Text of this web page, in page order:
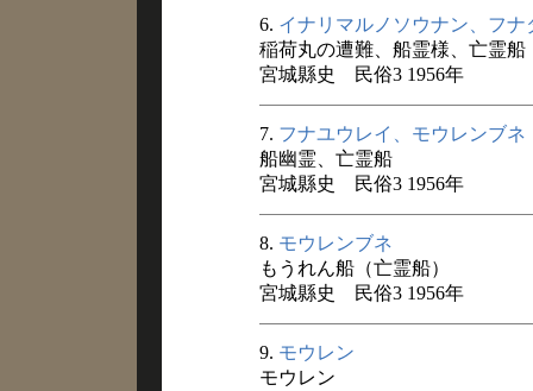
6. イナリマルノソウナン、フ
稲荷丸の遭難、船霊様、亡霊船
宮城縣史 民俗3 1956年
7. フナユウレイ、モウレンブネ
船幽霊、亡霊船
宮城縣史 民俗3 1956年
8. モウレンブネ
もうれん船（亡霊船）
宮城縣史 民俗3 1956年
9. モウレン
モウレン